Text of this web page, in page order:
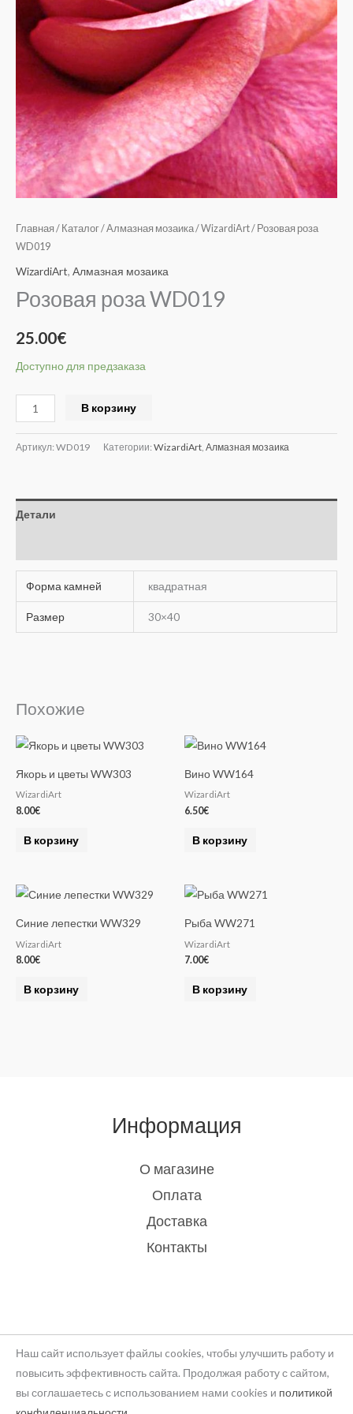
Главная / Каталог/Алмазная мозаика/WizardiArt/ Розовая роза
WD019
WizardiArt, Алмазная мозаика
Розовая роза WD019
25.00€
Доступно для предзаказа
В корзину
Артикул: WD019 Категории: WizardiArt Алмазная мозаика
Детали
Форма камней квадратная
Размер 30×40
Похожие
Якорь и цветы WW303
WizardiArt
8.00€
В корзину
Вино WW164
WizardiArt
6.50€
В корзину
Синие лепестки WW329
WizardiArt
8.00€
В корзину
Рыба WW271
WizardiArt
7.00€
В корзину
Информация
О магазине
Оплата
Доставка
Контакты
Наш сайт использует файлы cookies, чтобы улучшить работу и
повысить эффективность сайта. Продолжая работу с сайтом,
вы соглашаетесь с использованием нами cookies и политикой